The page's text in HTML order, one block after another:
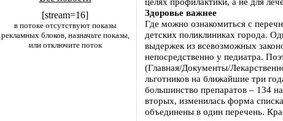
[stream=16]
в потоке отсутствуют показы
рекламных блоков, назначьте показы,
или отключите поток
Здоровье важнее
Где можно ознакомиться с
детских поликлиниках города.
выдержек из всевозможных
непосредственно у педиатра.
(Главная/Документы/
льготников на ближайшие три
большинство препаратов – 134
вторых, изменилась форма
объединены в один перечень.